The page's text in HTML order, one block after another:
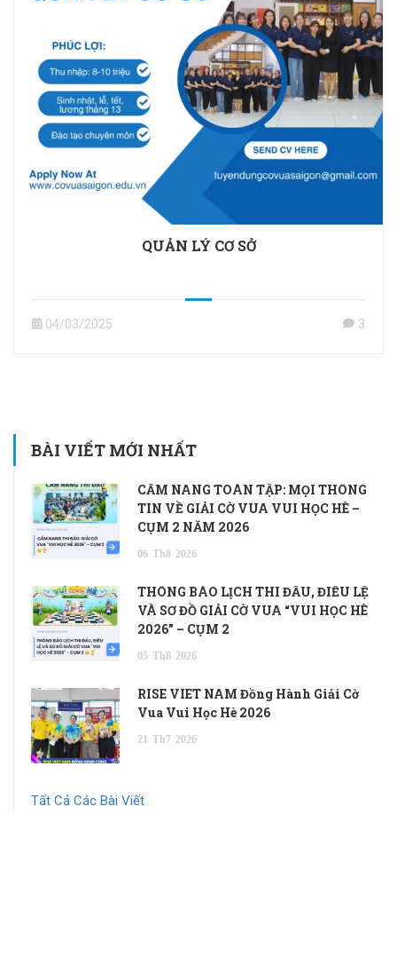
QUẢN LÝ CƠ SỞ
04/03/2025 3
BÀI VIẾT MỚI NHẤT
CẨM NANG TOÀN TẬP: MỌI THÔNG
TIN VỀ GIẢI CỜ VUA VUI HỌC HÈ –
CỤM 2 NĂM 2026
06 Th8 2026
THÔNG BÁO LỊCH THI ĐẤU, ĐIỀU LỆ
VÀ SƠ ĐỒ GIẢI CỜ VUA “VUI HỌC HÈ
2026” – CỤM 2
05 Th8 2026
RISE VIET NAM Đồng Hành Giải Cờ
Vua Vui Học Hè 2026
21 Th7 2026
Tất Cả Các Bài Viết